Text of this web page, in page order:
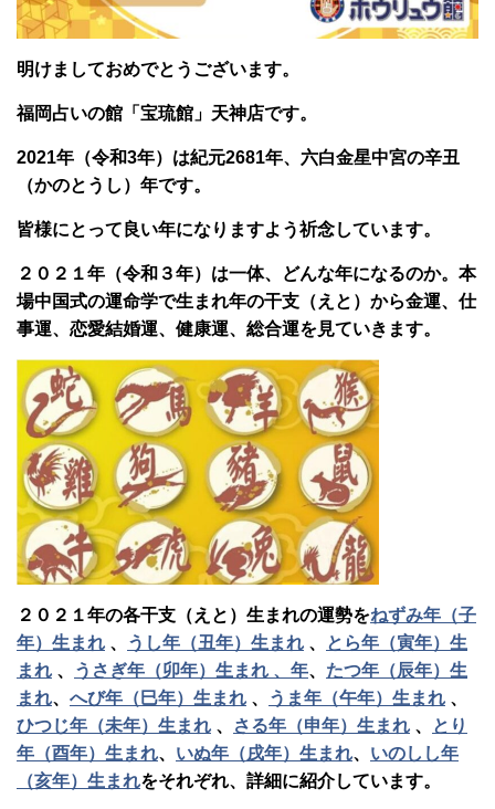
明けましておめでとうございます。
福岡占いの館「宝琉館」天神店です。
2021年（令和3年）は紀元2681年、六白金星中宮の辛丑
（かのとうし）年です。
皆様にとって良い年になりますよう祈念しています。
２０２１年（令和３年）は一体、どんな年になるのか。本
場中国式の運命学で生まれ年の干支（えと）から金運、仕
事運、恋愛結婚運、健康運、総合運を見ていきます。
２０２１年の各干支（えと）生まれの運勢をねずみ年（子
年）生まれ 、 うし年（丑年）生まれ 、
とら年（寅年）生
まれ 、 うさぎ年（卯年）生まれ 、年、 たつ年（辰年）生
まれ、 へび年（巳年）生まれ 、 うま年（午年）生まれ 、
ひつじ年（未年）生まれ 、 さる年（申年）生まれ 、
とり
年（酉年）生まれ、 いぬ年（戌年）生まれ、 いのしし年
（亥年）生まれをそれぞれ、詳細に紹介しています。